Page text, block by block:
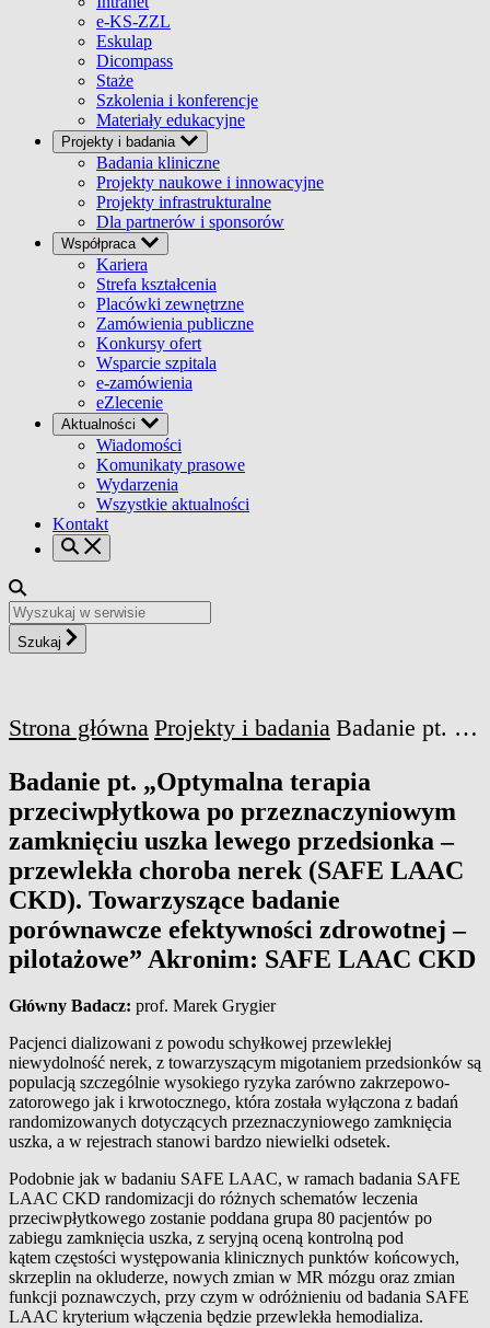
e-KS-ZZL
Eskulap
Dicompass
Staże
Szkolenia i konferencje
Materiały edukacyjne
Projekty i badania
Badania kliniczne
Projekty naukowe i innowacyjne
Projekty infrastrukturalne
Dla partnerów i sponsorów
Współpraca
Kariera
Strefa kształcenia
Placówki zewnętrzne
Zamówienia publiczne
Konkursy ofert
Wsparcie szpitala
e-zamówienia
eZlecenie
Aktualności
Wiadomości
Komunikaty prasowe
Wydarzenia
Wszystkie aktualności
Kontakt
Szukaj
Strona główna Projekty i badania Badanie pt. „Optymalna terapia przeciwpłytkowa po przeznaczyniowym zamknięciu uszka lewego przedsionka – przewlekła choroba nerek (SAFE LAAC CKD). Towarzyszące badanie porównawcze efektywności zdrowotnej – pilotażowe” Akronim: SAFE LAAC CKD
Badanie pt. „Optymalna terapia
przeciwpłytkowa po przeznaczyniowym
zamknięciu uszka lewego przedsionka –
przewlekła choroba nerek (SAFE LAAC
CKD). Towarzyszące badanie
porównawcze efektywności zdrowotnej –
pilotażowe” Akronim: SAFE LAAC CKD
Główny Badacz: prof. Marek Grygier
Pacjenci dializowani z powodu schyłkowej przewlekłej
niewydolność nerek, z towarzyszącym migotaniem przedsionków są
populacją szczególnie wysokiego ryzyka zarówno zakrzepowo-
zatorowego jak i krwotocznego, która została wyłączona z badań
randomizowanych dotyczących przeznaczyniowego zamknięcia
uszka, a w rejestrach stanowi bardzo niewielki odsetek.
Podobnie jak w badaniu SAFE LAAC, w ramach badania SAFE
LAAC CKD randomizacji do różnych schematów leczenia
przeciwpłytkowego zostanie poddana grupa 80 pacjentów po
zabiegu zamknięcia uszka, z seryjną oceną kontrolną pod
kątem częstości występowania klinicznych punktów końcowych,
skrzeplin na okluderze, nowych zmian w MR mózgu oraz zmian
funkcji poznawczych, przy czym w odróżnieniu od badania SAFE
LAAC kryterium włączenia będzie przewlekła hemodializa.